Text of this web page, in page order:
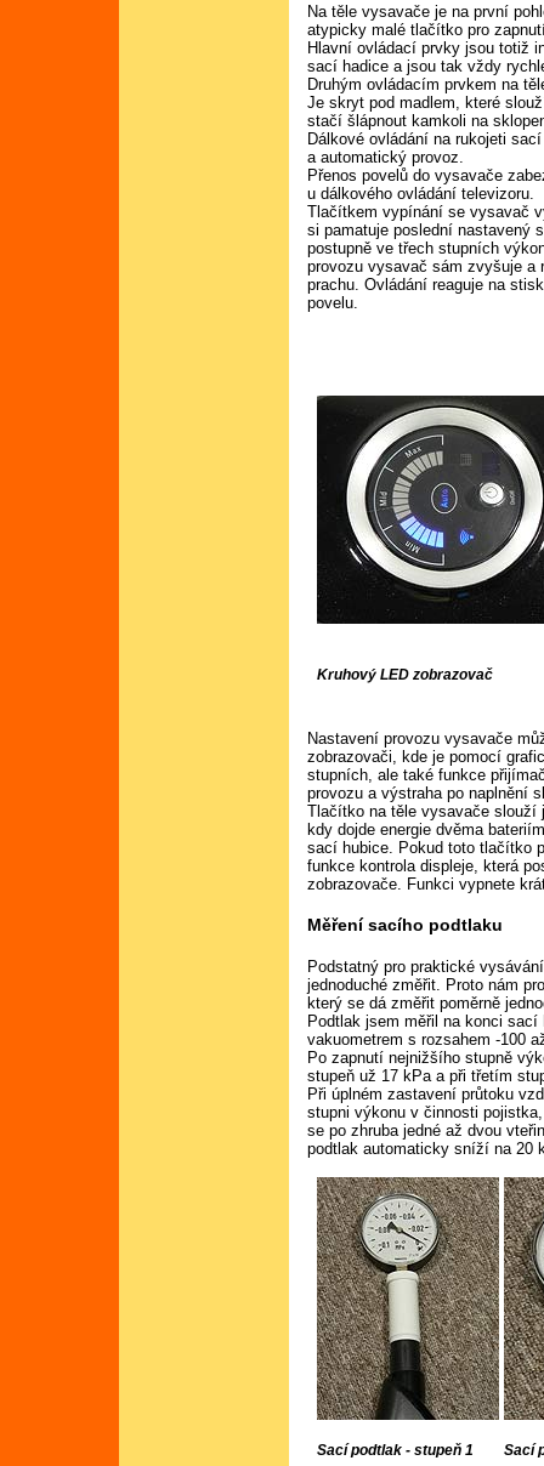
Na těle vysavače je na první
atypicky malé tlačítko pro
Hlavní ovládací prvky jsou totiž
sací hadice a jsou tak vždy
Druhým ovládacím prvkem na
Je skryt pod madlem, které
stačí šlápnout kamkoli na
Dálkové ovládání na rukojeti
a automatický provoz.
Přenos povelů do vysavače
u dálkového ovládání televizoru.
Tlačítkem vypínání se vysavač
si pamatuje poslední nastavený
postupně ve třech stupních
provozu vysavač sám zvyšuje a
prachu. Ovládání reaguje na
povelu.
Kruhový LED zobrazovač
Nastavení provozu vysavače
zobrazovači, kde je pomocí
stupních, ale také funkce
provozu a výstraha po naplnění
Tlačítko na těle vysavače slouží
kdy dojde energie dvěma
sací hubice. Pokud toto tlačítko
funkce kontrola displeje, která
zobrazovače. Funkci vypnete
Měření sacího podtlaku
Podstatný pro praktické
jednoduché změřit. Proto nám
který se dá změřit poměrně
Podtlak jsem měřil na konci
vakuometrem s rozsahem -100
Po zapnutí nejnižšího stupně
stupeň už 17 kPa a při třetím
Při úplném zastavení průtoku
stupni výkonu v činnosti
se po zhruba jedné až dvou
podtlak automaticky sníží na 20
Sací podtlak - stupeň 1 Sací